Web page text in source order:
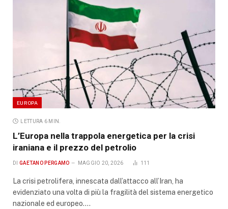
EUROPA
LETTURA 6 MIN.
L’Europa nella trappola energetica per la crisi
iraniana e il prezzo del petrolio
DI GAETANO PERGAMO MAGGIO 20, 2026 111
La crisi petrolifera, innescata dall’attacco all’Iran, ha
evidenziato una volta di più la fragilità del sistema energetico
nazionale ed europeo.…